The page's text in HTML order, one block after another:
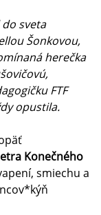
sveta
Šonkovou,
herečka
FTF
opustila.
Konečného
smiechu a